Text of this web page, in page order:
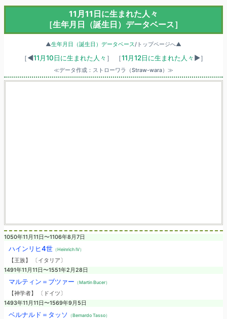
11月11日に生まれた人々
［生年月日（誕生日）データベース］
▲生年月日（誕生日）データベース/トップページへ▲
［◀11月10日に生まれた人々 ］ ［11月12日に生まれた人々 ▶］
≪データ作成：ストローワラ（Straw-wara）≫
1050年11月11日〜1106年8月7日
ハインリヒ4世（Heinrich IV）
【王族】 〔イタリア〕
1491年11月11日〜1551年2月28日
マルティン＝ブツァー （Martin Bucer）
【神学者】 〔ドイツ〕
1493年11月11日〜1569年9月5日
ベルナルド＝タッソ （Bernardo Tasso）